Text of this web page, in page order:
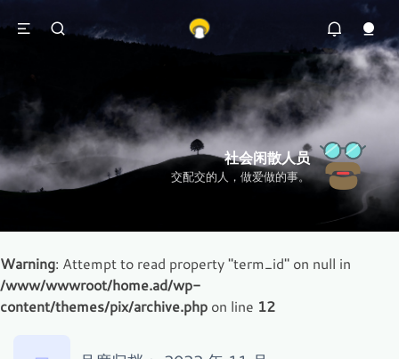
社会闲散人员
交配交的人，做爱做的事。
Warning: Attempt to read property "term_id" on null in
/www/wwwroot/home.ad/wp-
content/themes/pix/archive.php on line 12